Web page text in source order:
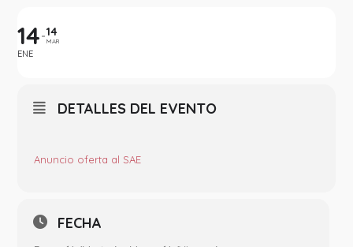
14
ENE
14
MAR
DETALLES DEL EVENTO
Anuncio oferta al SAE
FECHA